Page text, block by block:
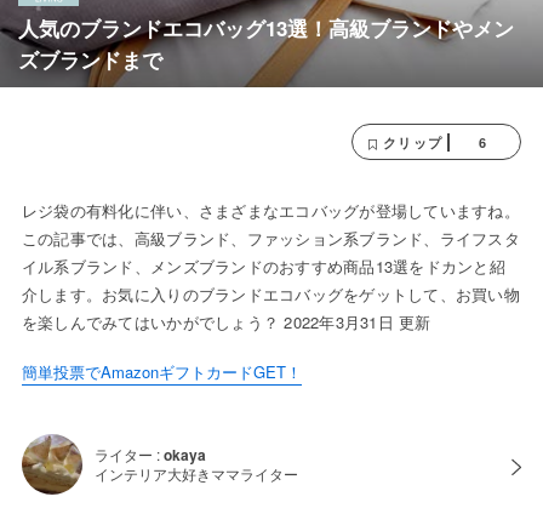
人気のブランドエコバッグ13選！高級ブランドやメン
ズブランドまで
クリップ 6
レジ袋の有料化に伴い、さまざまなエコバッグが登場していますね。
この記事では、高級ブランド、ファッション系ブランド、ライフスタ
イル系ブランド、メンズブランドのおすすめ商品13選をドカンと紹
介します。お気に入りのブランドエコバッグをゲットして、お買い物
を楽しんでみてはいかがでしょう？ 2022年3月31日 更新
簡単投票でAmazonギフトカードGET！
ライター :okaya
インテリア大好きママライター